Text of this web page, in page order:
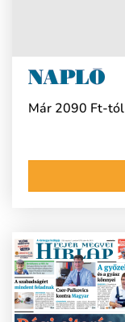
Már 2090 Ft-tól